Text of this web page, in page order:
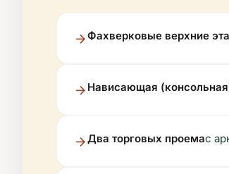
Фахверковые верхние
Нависающая
Два торговых проемас